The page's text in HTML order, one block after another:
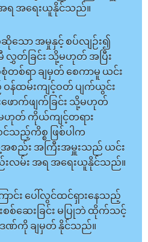
ရ အရေးယူနိုင်သည်။
ဆိုသော အမှုနှင့် စပ်လျဉ်း၍
လွှတ်ခြင်း သို့မဟုတ် အပြီး
တစ်ရာ ချမှတ် စေကာမူ ယင်း
န်ထမ်းကျင့်ဝတ် ပျက်ယွင်း
ောက်ဖျက်ခြင်း သို့မဟုတ်
ဟုတ် ကိုယ်ကျင့်တရား
ဝင်သည့်ကိစ္စ ဖြစ်ပါက
စည်း အကြီးအမှူးသည် ယင်း
းလမ်း အရ အရေးယူနိုင်သည်။
ောင်း ပေါ်လွင်ထင်ရှားနေသည့်
စစ်ဆေးခြင်း မပြုဘဲ ထိုက်သင့်
ဒဏ်ကို ချမှတ် နိုင်သည်။